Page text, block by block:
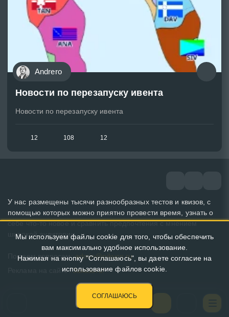
Andrero
Новости по перезапуску ивента
Новости по перезапуску ивента
12 108 12
У нас размещены тысячи разнообразных тестов и квизов, с
помощью которых можно приятно провести время, узнать о
себе что-то новое и сравнить предпочтения с мнением
широкой аудитории.
По всем вопросам: admin@pikuco.ru
Реклама на сайте: Заказать!
Мы используем файлы cookie для того, чтобы обеспечить
вам максимально удобное использование.
Нажимая на кнопку "Соглашаюсь", вы даете согласие на
использование файлов cookie.
СОГЛАШАЮСЬ